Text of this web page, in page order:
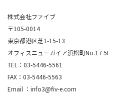
株式会社ファイブ
〒105-0014
東京都港区芝1-15-13
オフィスニューガイア浜松町No.17 5F
TEL：03-5446-5561
FAX：03-5446-5563
Email ：info3@fiv-e.com